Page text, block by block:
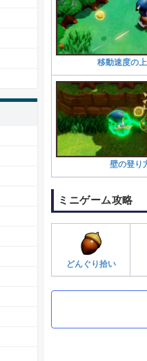
移動速度の
壁の登り
ミニゲーム攻略
どんぐり拾い